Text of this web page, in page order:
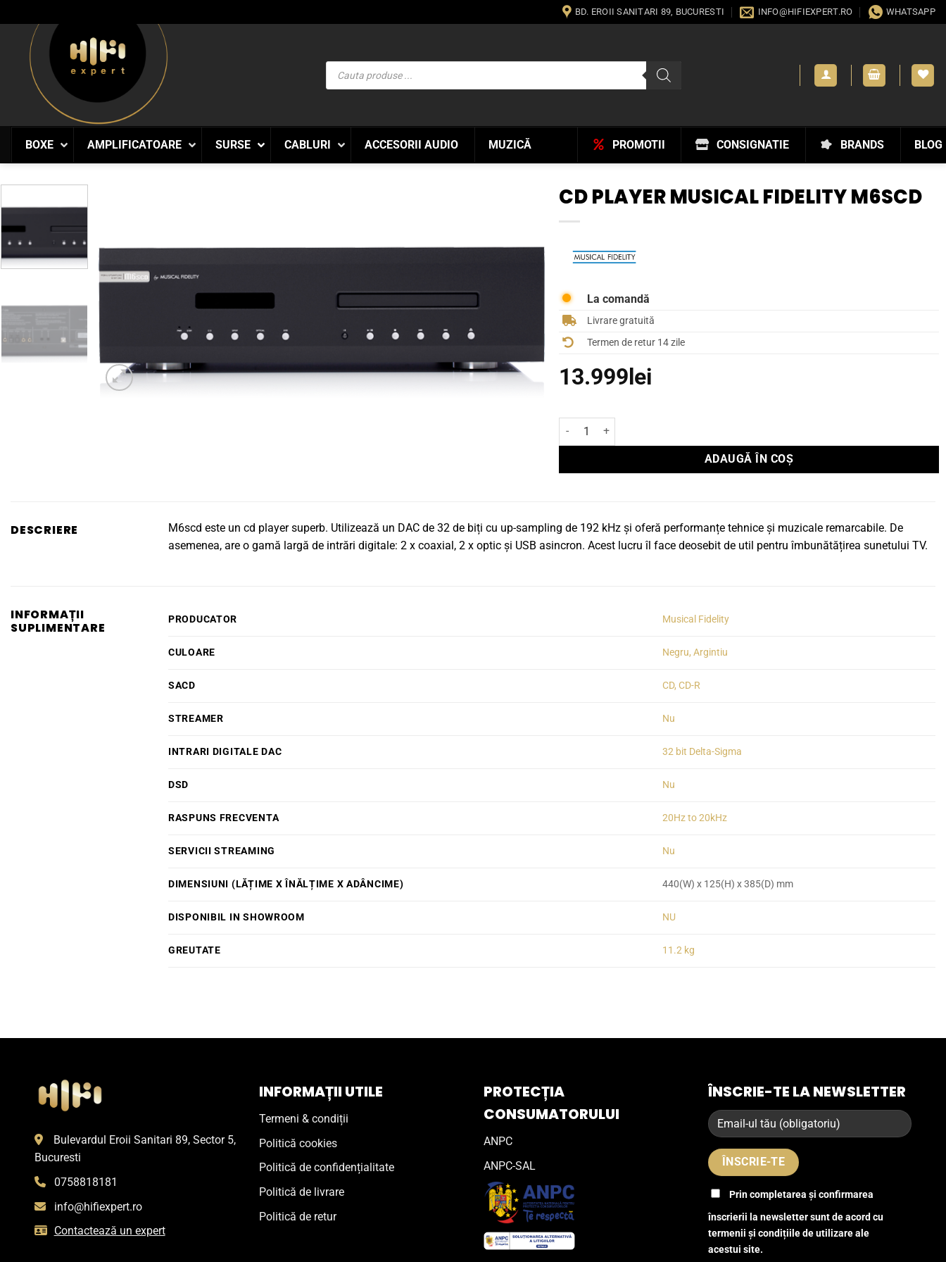
to
content
BD. EROII SANITARI 89, BUCURESTI INFO@HIFIEXPERT.RO WHATSAPP
Products
search
BOXE AMPLIFICATOARE SURSE CABLURI ACCESORII AUDIO MUZICĂ BLOG
BRANDS
CONSIGNATIE
PROMOTII
CD PLAYER MUSICAL FIDELITY M6SCD
La comandă
Livrare gratuită
Termen de retur 14 zile
13.999 lei
Cantitate CD Player Musical Fidelity M6scd
ADAUGĂ ÎN COȘ
DESCRIERE
M6scd este un cd player superb. Utilizează un DAC de 32 de biți cu up-sampling de 192 kHz și oferă performanțe tehnice și muzicale remarcabile. De
asemenea, are o gamă largă de intrări digitale: 2 x coaxial, 2 x optic și USB asincron. Acest lucru îl face deosebit de util pentru îmbunătățirea sunetului TV.
INFORMAȚII
SUPLIMENTARE
PRODUCATOR Musical Fidelity
CULOARE Negru, Argintiu
SACD CD, CD-R
STREAMER Nu
INTRARI DIGITALE DAC 32 bit Delta-Sigma
DSD Nu
RASPUNS FRECVENTA 20Hz to 20kHz
SERVICII STREAMING Nu
DIMENSIUNI (LĂȚIME X ÎNĂLȚIME X ADÂNCIME) 440(W) x 125(H) x 385(D) mm
DISPONIBIL IN SHOWROOM NU
GREUTATE 11.2 kg
Bulevardul Eroii Sanitari 89, Sector 5,
Bucuresti
0758818181
info@hifiexpert.ro
Contactează un expert
INFORMAȚII UTILE
Termeni & condiții
Politică cookies
Politică de confidențialitate
Politică de livrare
Politică de retur
PROTECȚIA
CONSUMATORULUI
ANPC
ANPC-SAL
ÎNSCRIE-TE LA NEWSLETTER
Prin completarea și confirmarea
înscrierii la newsletter sunt de acord cu
termenii și condițiile de utilizare ale
acestui site.